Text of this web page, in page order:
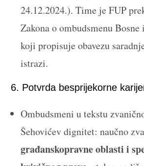
24.12.2024.). Time je FUP
Zakona o ombudsmenu
koji propisuje obavezu
istrazi.
6. Potvrda besprijekorne
Ombudsmeni u tekstu
Šehovićev dignitet: naučno
građanskopravne oblasti i